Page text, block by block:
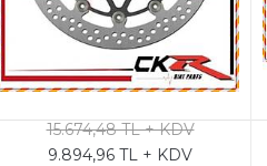
15.674,48 TL + KDV
9.894,96 TL + KDV